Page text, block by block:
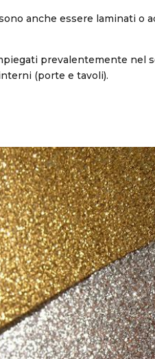
anche essere laminati o
prevalentemente nel
(porte e tavoli).